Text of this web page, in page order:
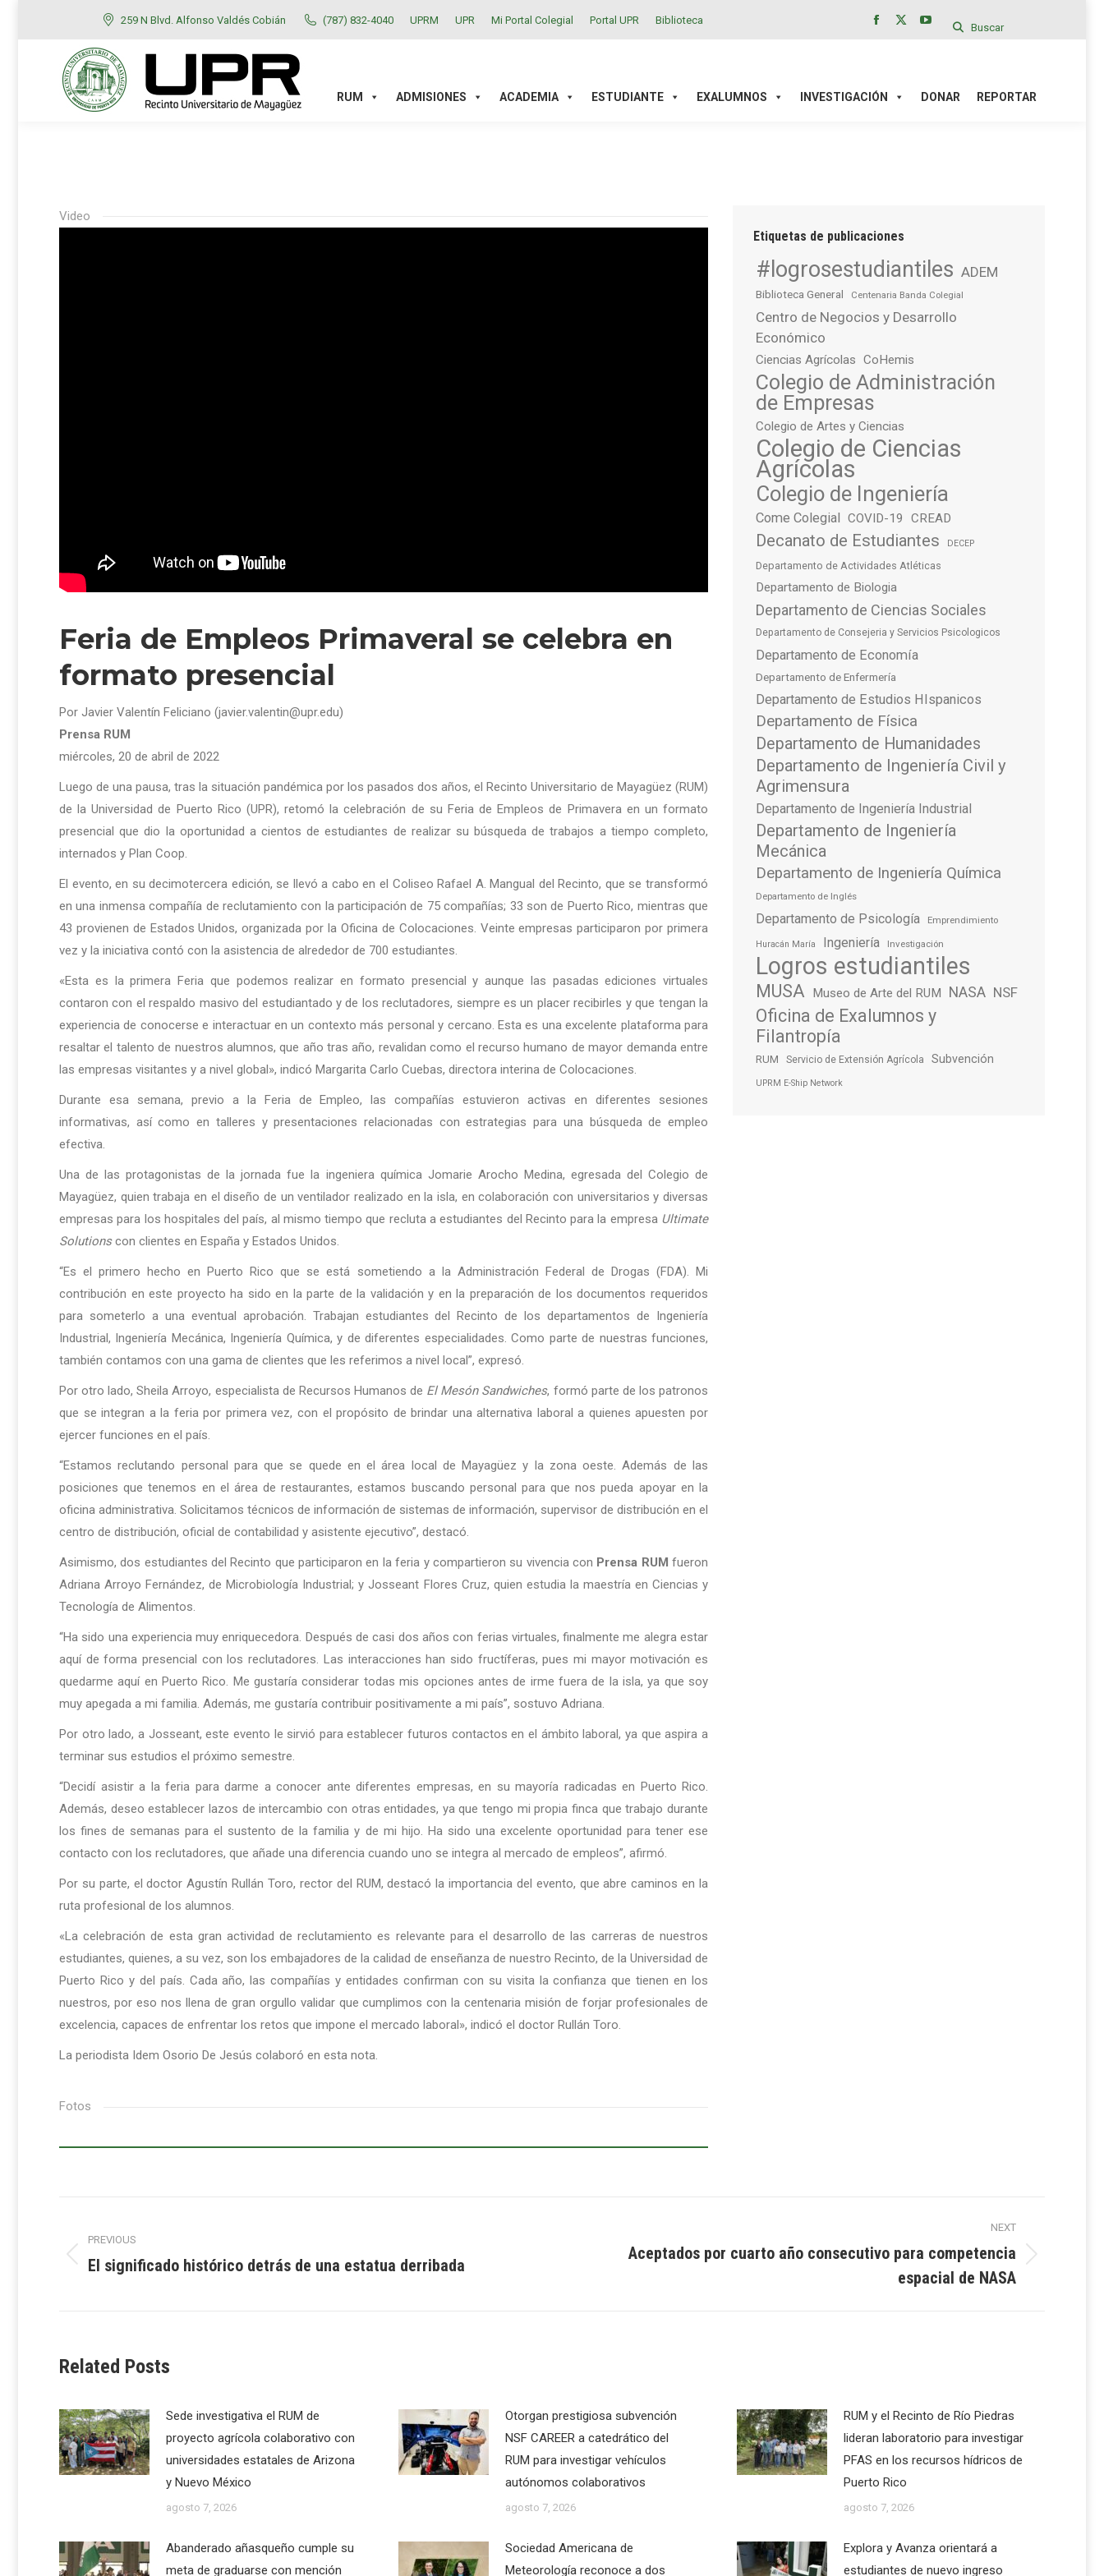
259 N Blvd. Alfonso Valdés Cobián (787) 832-4040 UPRM UPR Mi Portal Colegial Portal UPR Biblioteca
in
in
YouTube
in
Buscar
RUM ADMISIONES ACADEMIA ESTUDIANTE EXALUMNOS INVESTIGACIÓN DONAR REPORTAR
Video
Feria de Empleos Primaveral se celebra en
formato presencial
Por Javier Valentín Feliciano (javier.valentin@upr.edu)
Prensa RUM
miércoles, 20 de abril de 2022
Luego de una pausa, tras la situación pandémica por los pasados dos años, el Recinto Universitario de Mayagüez (RUM)
de la Universidad de Puerto Rico (UPR), retomó la celebración de su Feria de Empleos de Primavera en un formato
presencial que dio la oportunidad a cientos de estudiantes de realizar su búsqueda de trabajos a tiempo completo,
internados y Plan Coop.
El evento, en su decimotercera edición, se llevó a cabo en el Coliseo Rafael A. Mangual del Recinto, que se transformó
en una inmensa compañía de reclutamiento con la participación de 75 compañías; 33 son de Puerto Rico, mientras que
43 provienen de Estados Unidos, organizada por la Oficina de Colocaciones. Veinte empresas participaron por primera
vez y la iniciativa contó con la asistencia de alrededor de 700 estudiantes.
«Esta es la primera Feria que podemos realizar en formato presencial y aunque las pasadas ediciones virtuales
contaron con el respaldo masivo del estudiantado y de los reclutadores, siempre es un placer recibirles y que tengan la
experiencia de conocerse e interactuar en un contexto más personal y cercano. Esta es una excelente plataforma para
resaltar el talento de nuestros alumnos, que año tras año, revalidan como el recurso humano de mayor demanda entre
las empresas visitantes y a nivel global», indicó Margarita Carlo Cuebas, directora interina de Colocaciones.
Durante esa semana, previo a la Feria de Empleo, las compañías estuvieron activas en diferentes sesiones
informativas, así como en talleres y presentaciones relacionadas con estrategias para una búsqueda de empleo
efectiva.
Una de las protagonistas de la jornada fue la ingeniera química Jomarie Arocho Medina, egresada del Colegio de
Mayagüez, quien trabaja en el diseño de un ventilador realizado en la isla, en colaboración con universitarios y diversas
empresas para los hospitales del país, al mismo tiempo que recluta a estudiantes del Recinto para la empresa Ultimate
Solutionscon clientes en España y Estados Unidos.
“Es el primero hecho en Puerto Rico que se está sometiendo a la Administración Federal de Drogas (FDA). Mi
contribución en este proyecto ha sido en la parte de la validación y en la preparación de los documentos requeridos
para someterlo a una eventual aprobación. Trabajan estudiantes del Recinto de los departamentos de Ingeniería
Industrial, Ingeniería Mecánica, Ingeniería Química, y de diferentes especialidades. Como parte de nuestras funciones,
también contamos con una gama de clientes que les referimos a nivel local”, expresó.
Por otro lado, Sheila Arroyo, especialista de Recursos Humanos de El Mesón Sandwiches, formó parte de los patronos
que se integran a la feria por primera vez, con el propósito de brindar una alternativa laboral a quienes apuesten por
ejercer funciones en el país.
“Estamos reclutando personal para que se quede en el área local de Mayagüez y la zona oeste. Además de las
posiciones que tenemos en el área de restaurantes, estamos buscando personal para que nos pueda apoyar en la
oficina administrativa. Solicitamos técnicos de información de sistemas de información, supervisor de distribución en el
centro de distribución, oficial de contabilidad y asistente ejecutivo”, destacó.
Asimismo, dos estudiantes del Recinto que participaron en la feria y compartieron su vivencia con Prensa RUM fueron
Adriana Arroyo Fernández, de Microbiología Industrial; y Josseant Flores Cruz, quien estudia la maestría en Ciencias y
Tecnología de Alimentos.
“Ha sido una experiencia muy enriquecedora. Después de casi dos años con ferias virtuales, finalmente me alegra estar
aquí de forma presencial con los reclutadores. Las interacciones han sido fructíferas, pues mi mayor motivación es
quedarme aquí en Puerto Rico. Me gustaría considerar todas mis opciones antes de irme fuera de la isla, ya que soy
muy apegada a mi familia. Además, me gustaría contribuir positivamente a mi país”, sostuvo Adriana.
Por otro lado, a Josseant, este evento le sirvió para establecer futuros contactos en el ámbito laboral, ya que aspira a
terminar sus estudios el próximo semestre.
“Decidí asistir a la feria para darme a conocer ante diferentes empresas, en su mayoría radicadas en Puerto Rico.
Además, deseo establecer lazos de intercambio con otras entidades, ya que tengo mi propia finca que trabajo durante
los fines de semanas para el sustento de la familia y de mi hijo. Ha sido una excelente oportunidad para tener ese
contacto con los reclutadores, que añade una diferencia cuando uno se integra al mercado de empleos”, afirmó.
Por su parte, el doctor Agustín Rullán Toro, rector del RUM, destacó la importancia del evento, que abre caminos en la
ruta profesional de los alumnos.
«La celebración de esta gran actividad de reclutamiento es relevante para el desarrollo de las carreras de nuestros
estudiantes, quienes, a su vez, son los embajadores de la calidad de enseñanza de nuestro Recinto, de la Universidad de
Puerto Rico y del país. Cada año, las compañías y entidades confirman con su visita la confianza que tienen en los
nuestros, por eso nos llena de gran orgullo validar que cumplimos con la centenaria misión de forjar profesionales de
excelencia, capaces de enfrentar los retos que impone el mercado laboral», indicó el doctor Rullán Toro.
La periodista Idem Osorio De Jesús colaboró en esta nota.
Fotos
Etiquetas de publicaciones
#logrosestudiantiles ADEM
Biblioteca General Centenaria Banda Colegial
Centro de Negocios y Desarrollo
Económico
Ciencias Agrícolas CoHemis
Colegio de Administración
de Empresas
Colegio de Artes y Ciencias
Colegio de Ciencias
Agrícolas
Colegio de Ingeniería
Come Colegial COVID-19 CREAD
Decanato de Estudiantes DECEP
Departamento de Actividades Atléticas
Departamento de Biologia
Departamento de Ciencias Sociales
Departamento de Consejeria y Servicios Psicologicos
Departamento de Economía
Departamento de Enfermería
Departamento de Estudios HIspanicos
Departamento de Física
Departamento de Humanidades
Departamento de Ingeniería Civil y
Agrimensura
Departamento de Ingeniería Industrial
Departamento de Ingeniería
Mecánica
Departamento de Ingeniería Química
Departamento de Inglés
Departamento de Psicología Emprendimiento
Huracán María Ingeniería Investigación
Logros estudiantiles
MUSA Museo de Arte del RUM NASA NSF
Oficina de Exalumnos y
Filantropía
RUM Servicio de Extensión Agrícola Subvención
UPRM E-Ship Network
navigation
PREVIOUS
Previous
El significado histórico detrás de una estatua derribada
NEXT
Aceptados por cuarto año consecutivo para competencia
espacial de NASA
Related Posts
Sede investigativa el RUM de
proyecto agrícola colaborativo con
universidades estatales de Arizona
y Nuevo México
agosto 7, 2026
Otorgan prestigiosa subvención
NSF CAREER a catedrático del
RUM para investigar vehículos
autónomos colaborativos
agosto 7, 2026
RUM y el Recinto de Río Piedras
lideran laboratorio para investigar
PFAS en los recursos hídricos de
Puerto Rico
agosto 7, 2026
Abanderado añasqueño cumple su
meta de graduarse con mención
Sociedad Americana de
Meteorología reconoce a dos
Explora y Avanza orientará a
estudiantes de nuevo ingreso
RUM ADMISIONES